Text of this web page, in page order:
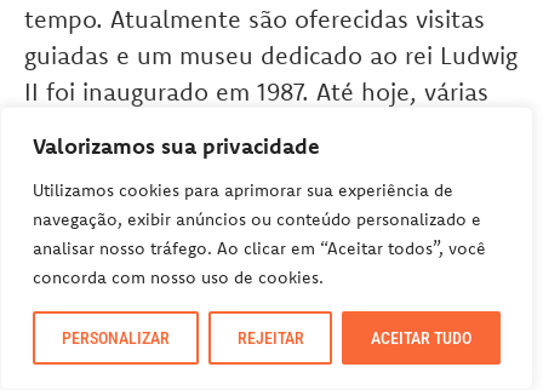
Valorizamos sua privacidade
Utilizamos cookies para aprimorar sua experiência de
navegação, exibir anúncios ou conteúdo personalizado e
analisar nosso tráfego. Ao clicar em “Aceitar todos”, você
concorda com nosso uso de cookies.
PERSONALIZAR REJEITAR ACEITAR TUDO
tempo. Atualmente são oferecidas visitas
guiadas e um museu dedicado ao rei Ludwig
II foi inaugurado em 1987. Até hoje, várias
SCHLOSS HOHENSCHWANGAU
Hohenschwangau
não haveria o Schloss
Neuschwanstein. Pois ele foi o primeiro